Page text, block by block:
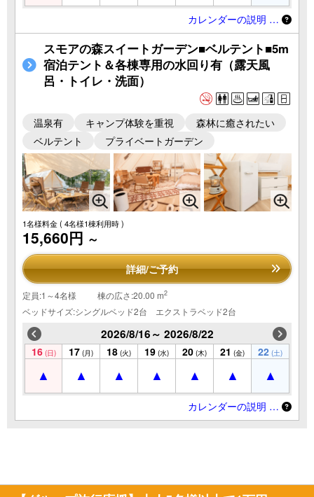
カレンダーの説明 …
スモアの森スイートガーデン■ベルテント■5m
宿泊テント＆各棟専用の水回り有（露天風
呂・トイレ・洗面）
温泉有 キャンプ体験を重視
森林に癒されたい
ベルテント
プライベートガーデン
1名様料金( 4名様1棟利用時 )
15,660円 ～
詳細/ご予約
定員:1～4名様 棟の広さ:20.00 m2
ベッドサイズ:シングルベッド2台 エクストラベッド2台
2026/8/16～ 2026/8/22
16 (日) 17 (月) 18 (火) 19 (水) 20 (木) 21 (金) 22 (土)
カレンダーの説明 …